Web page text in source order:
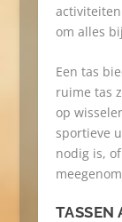
om alles
Een tas
ruime tas
op
sportieve
nodig is,
TASSEN